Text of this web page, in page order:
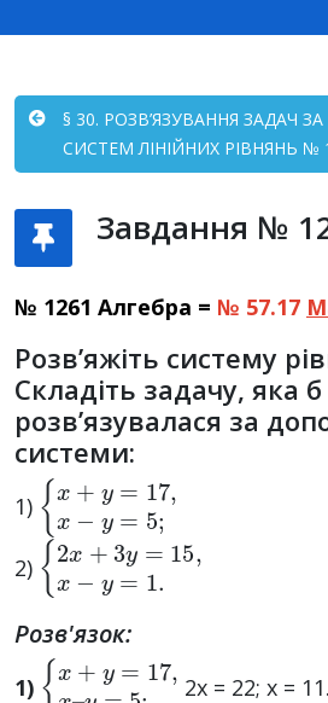
§ 30. РОЗВ’ЯЗУВАННЯ ЗАДАЧ
СИСТЕМ ЛІНІЙНИХ РІВНЯНЬ №
Завдання №
№ 1261 Алгебра = № 57.17
Розв’яжіть систему
Складіть задачу, яка б
розв’язувалася за
системи:
1) {x+ y= 17,x−y
2) {2x+ 3y=15, x−y
Розв'язок:
1) {x+ y= 17,x–
y=5;
2х = 22; х =